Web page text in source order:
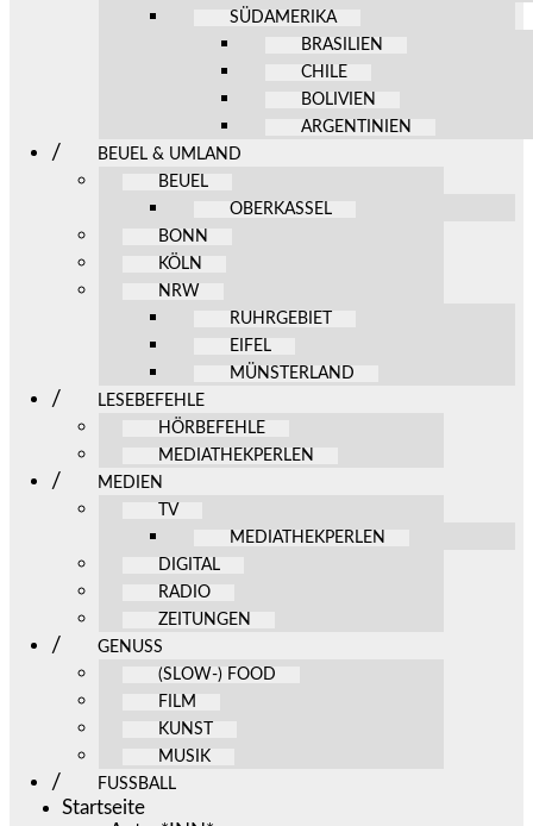
SÜDAMERIKA
BRASILIEN
CHILE
BOLIVIEN
ARGENTINIEN
BEUEL & UMLAND
BEUEL
OBERKASSEL
BONN
KÖLN
NRW
RUHRGEBIET
EIFEL
MÜNSTERLAND
LESEBEFEHLE
HÖRBEFEHLE
MEDIATHEKPERLEN
MEDIEN
TV
MEDIATHEKPERLEN
DIGITAL
RADIO
ZEITUNGEN
GENUSS
(SLOW-) FOOD
FILM
KUNST
MUSIK
FUSSBALL
Startseite